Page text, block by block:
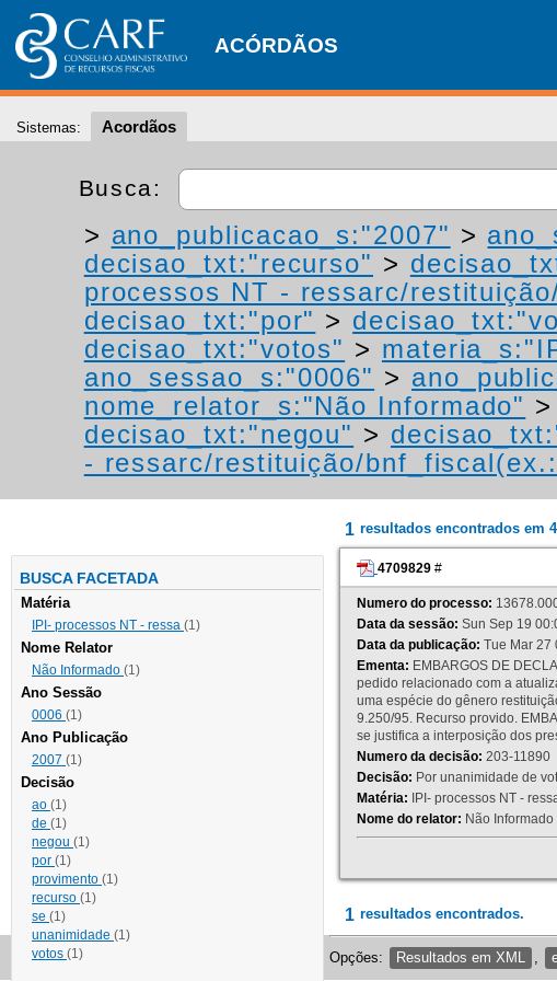
ACÓRDÃOS
Sistemas: Acordãos
Busca:
> ano_publicacao_s:"2007" >
decisao_txt:"recurso" >
processos NT - ressarc/
decisao_txt:"por" >
decisao_txt:"votos" >
ano_sessao_s:"0006" >
nome_relator_s:"Não Informado" >
decisao_txt:"negou" >
- ressarc/restituição/
BUSCA FACETADA
Matéria
IPI- processos NT - ressa (1)
Nome Relator
Não Informado (1)
Ano Sessão
0006 (1)
Ano Publicação
2007 (1)
Decisão
ao (1)
de (1)
negou (1)
por (1)
provimento (1)
recurso (1)
se (1)
unanimidade (1)
votos (1)
1 resultados encontrados em
4709829 #
Numero do processo:
Data da sessão: Sun Sep 19
Data da publicação: Tue Mar 27
Ementa: EMBARGOS DE
pedido relacionado com a
uma espécie do gênero
9.250/95. Recurso provido.
se justifica a interposição dos
Numero da decisão: 203-11890
Decisão: Por unanimidade de
Matéria: IPI- processos NT -
Nome do relator: Não Informado
1 resultados encontrados.
Opções: Resultados em XML